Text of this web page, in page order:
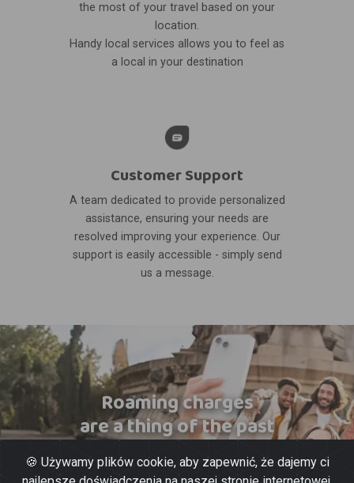
the most of your travel based on your
location.
Handy local services allows you to feel as
a local in your destination
Customer Support
A team dedicated to provide personalized
assistance, ensuring your needs are
resolved improving your experience. Our
support is easily accessible - simply send
us a message.
Roaming charges
are a thing of the past
🍪 Używamy plików cookie, aby zapewnić, że dajemy ci